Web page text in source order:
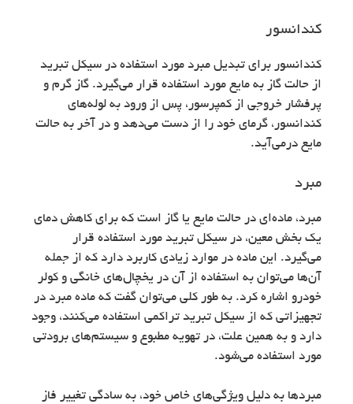
کندانسور
کندانسور برای تبدیل مبرد مورد استفاده در سیکل تبرید
از حالت گاز به مایع مورد استفاده قرار می‌گیرد. گاز گرم و
پرفشار خروجی از کمپرسور، پس از ورود به لوله‌های
کندانسور، گرمای خود را از دست می‌دهد و در آخر به حالت
مایع درمی‌آید.
مبرد
مبرد، ماده‌ای در حالت مایع یا گاز است که برای کاهش دمای
یک بخش معین، در سیکل تبرید مورد استفاده قرار
می‌گیرد. این ماده در موارد زیادی کاربرد دارد که از جمله
آن‌ها می‌توان به استفاده از آن در یخچال‌های خانگی و کولر
خودرو اشاره کرد. به طور کلی می‌توان گفت که ماده مبرد در
تجهیزاتی که از سیکل تبرید تراکمی استفاده می‌کنند، وجود
دارد و به همین علت، در تهویه مطبوع و سیستم‌های برودتی
مورد استفاده می‌شود.
مبردها به دلیل ویژگی‌های خاص خود، به سادگی تغییر فاز